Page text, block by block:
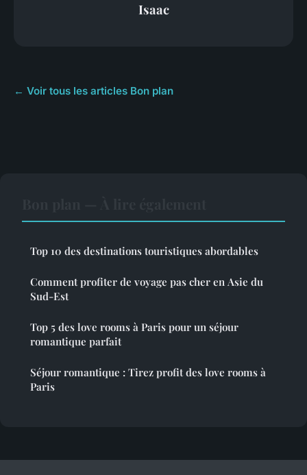
Isaac
← Voir tous les articles Bon plan
Top 10 des destinations touristiques abordables
Comment profiter de voyage pas cher en Asie du
Sud-Est
Top 5 des love rooms à Paris pour un séjour
romantique parfait
Séjour romantique : Tirez profit des love rooms à
Paris